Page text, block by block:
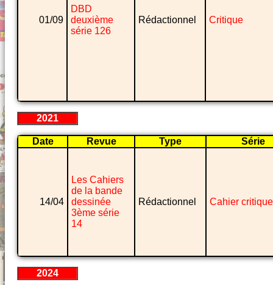
01/09
DBD
deuxième
série 126
Rédactionnel Critique
2021
Date Revue Type Série
14/04
Les Cahiers
de la bande
dessinée
3ème série
14
Rédactionnel Cahier critique
2024